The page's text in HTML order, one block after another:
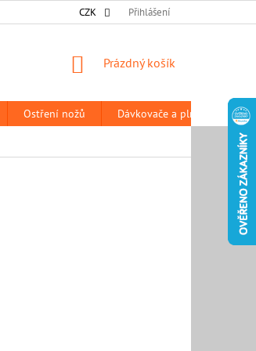
DODACÍ A PLATEBNÍ PODMÍNKY
CZK Přihlášení
NÁKUPNÍ
Prázdný košík
Ostření nožů Dávkovače a plničky